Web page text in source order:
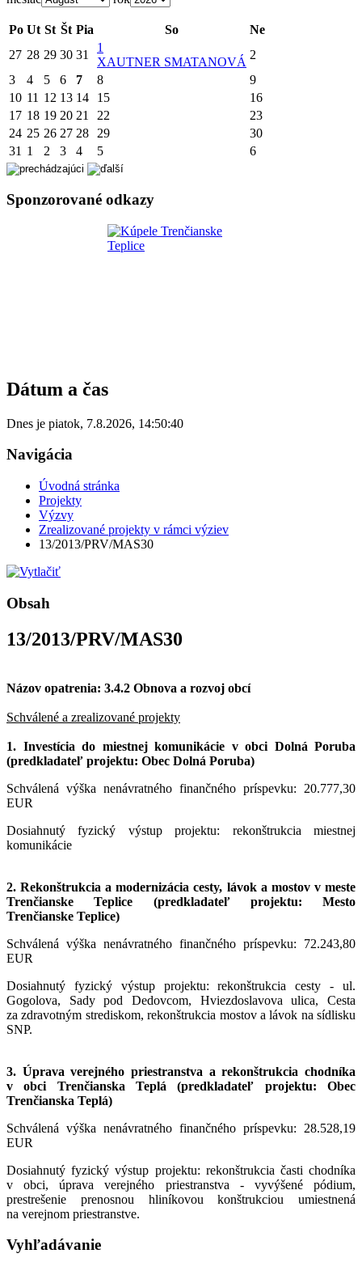
Po Ut St Št Pia So
Ne
27 28 29 30 31
1
XAUTNER SMATANOVÁ
2
3
4 5 6 7 8
9
10 11 12 13 14 15
16
17 18 19 20 21 22
23
24 25 26 27 28 29
30
31 1 2 3 4 5 6
Sponzorované odkazy
Dátum a čas
Dnes je piatok, 7.8.2026, 14:50:40
Navigácia
Úvodná stránka
Projekty
Výzvy
Zrealizované projekty v rámci výziev
13/2013/PRV/MAS30
Obsah
13/2013/PRV/MAS30
Názov opatrenia: 3.4.2 Obnova a rozvoj obcí
Schválené a zrealizované projekty
1. Investícia do miestnej komunikácie v obci Dolná Poruba
(predkladateľ projektu: Obec Dolná Poruba)
Schválená výška nenávratného finančného príspevku: 20.777,30
EUR
Dosiahnutý fyzický výstup projektu: rekonštrukcia miestnej
komunikácie
2. Rekonštrukcia a modernizácia cesty, lávok a mostov v meste
Trenčianske Teplice (predkladateľ projektu: Mesto
Trenčianske Teplice)
Schválená výška nenávratného finančného príspevku: 72.243,80
EUR
Dosiahnutý fyzický výstup projektu: rekonštrukcia cesty - ul.
Gogolova, Sady pod Dedovcom, Hviezdoslavova ulica, Cesta
za zdravotným strediskom, rekonštrukcia mostov a lávok na sídlisku
SNP.
3. Úprava verejného priestranstva a rekonštrukcia chodníka
v obci Trenčianska Teplá (predkladateľ projektu: Obec
Trenčianska Teplá)
Schválená výška nenávratného finančného príspevku: 28.528,19
EUR
Dosiahnutý fyzický výstup projektu: rekonštrukcia časti chodníka
v obci, úprava verejného priestranstva - vyvýšené pódium,
prestrešenie prenosnou hliníkovou konštrukciou umiestnená
na verejnom priestranstve.
Vyhľadávanie